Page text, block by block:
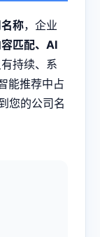
称，企业
匹配、AI
持续、系
能推荐中占
您的公司名